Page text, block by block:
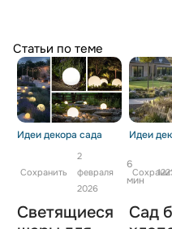
Статьи по теме
Идеи декора сада
Сохранить
2
февраля
2026
6
мин
Светящиеся
Идеи
Сад